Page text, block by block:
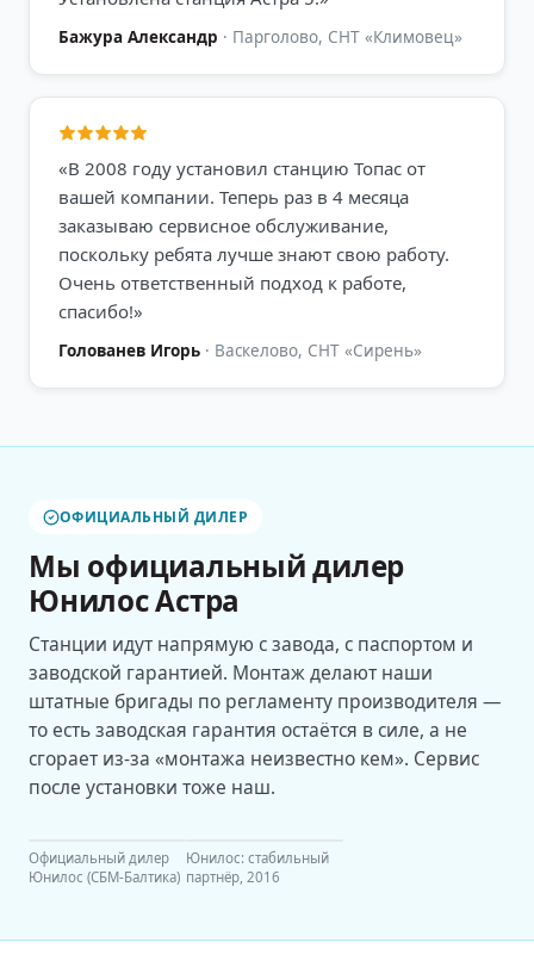
Бажура Александр · Парголово, СНТ «Климовец»
«В 2008 году установил станцию Топас от
вашей компании. Теперь раз в 4 месяца
заказываю сервисное обслуживание,
поскольку ребята лучше знают свою работу.
Очень ответственный подход к работе,
спасибо!»
Голованев Игорь · Васкелово, СНТ «Сирень»
ОФИЦИАЛЬНЫЙ ДИЛЕР
Мы официальный дилер
Юнилос Астра
Станции идут напрямую с завода, с паспортом и
заводской гарантией. Монтаж делают наши
штатные бригады по регламенту производителя —
то есть заводская гарантия остаётся в силе, а не
сгорает из-за «монтажа неизвестно кем». Сервис
после установки тоже наш.
Официальный дилер
Юнилос (СБМ-Балтика)
Юнилос: стабильный
партнёр, 2016